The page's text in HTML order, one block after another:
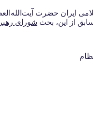
اسلامی ایران حضرت
از این، بحث شورای